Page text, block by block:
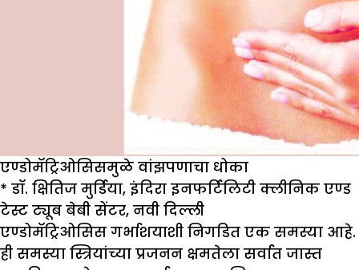
एण्डोमॅट्रिओसिसमुळे वांझपणाचा धोका
* डॉ. क्षितिज मुर्डिया, इंदिरा इनफर्टिलिटी क्लीनिक एण्ड
टेस्ट ट्यूब बेबी सेंटर, नवी दिल्ली
एण्डोमॅट्रिओसिस गर्भाशयाशी निगडित एक समस्या आहे.
ही समस्या स्त्रियांच्या प्रजनन क्षमतेला सर्वात जास्त